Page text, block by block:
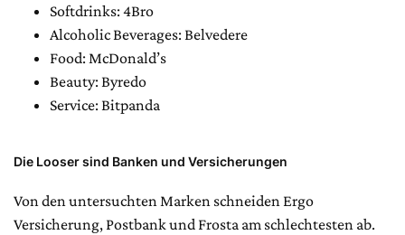
Softdrinks: 4Bro
Alcoholic Beverages: Belvedere
Food: McDonald’s
Beauty: Byredo
Service: Bitpanda
Die Looser sind Banken und Versicherungen
Von den untersuchten Marken schneiden Ergo
Versicherung, Postbank und Frosta am schlechtesten ab.